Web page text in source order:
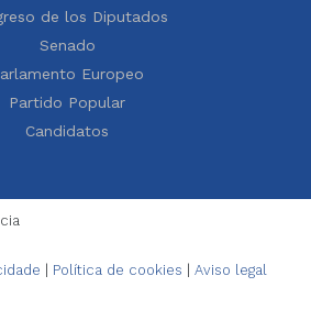
de los Diputados
Senado
Europeo
Partido Popular
Candidatos
Política de cookies Aviso legal